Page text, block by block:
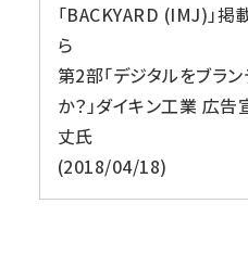
「BACKYARD (IMJ)」
ら
第2部「デジタルをブラ
か？」ダイキン工業 広
丈氏
2018/04/18